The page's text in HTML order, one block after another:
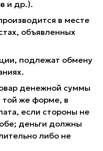
и др.).
в месте
объявленных
подлежат обмену
денежной суммы
той же форме, в
если стороны не
деньги должны
либо не